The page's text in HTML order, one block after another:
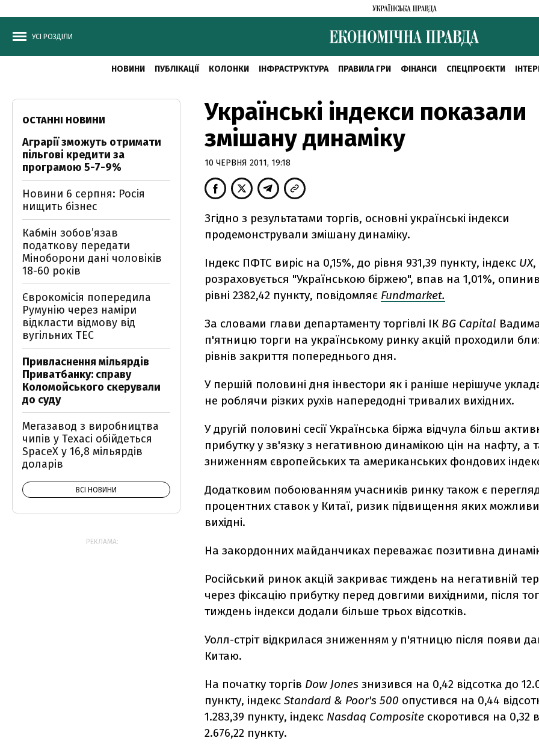
УСІ РОЗДІЛИ
НОВИНИ ПУБЛІКАЦІЇ КОЛОНКИ ІНФРАСТРУКТУРА ПРАВИЛА ГРИ ФІНАНСИ СПЕЦПРОЄКТИ
Українські індекси показали
змішану динаміку
10 ЧЕРВНЯ 2011, 19:18
Згідно з результатами торгів, основні українські індекси
продемонстрували змішану динаміку.
Індекс ПФТС виріс на 0,15%, до рівня 931,39 пункту, індекс UX,
розраховується "Українською біржею", впав на 1,01%,
рівні 2382,42 пункту, повідомляє Fundmarket.
За словами глави департаменту торгівлі ІК BG Capital
п'ятницю торги на українському ринку акцій проходили
рівнів закриття попереднього дня.
У першій половині дня інвестори як і раніше нерішуче
не роблячи різких рухів напередодні тривалих вихідних.
У другій половині сесії Українська біржа відчула більш
прибутку у зв'язку з негативною динамікою цін на нафту, а
зниженням європейських та американських фондових
Додатковим побоюванням учасників ринку також є
процентних ставок у Китаї, ризик підвищення яких
вихідні.
На закордонних майданчиках переважає позитивна
Російський ринок акцій закриває тиждень на негативній
через фіксацію прибутку перед довгими вихідними, після
тиждень індекси додали більше трьох відсотків.
Уолл-стріт відкрилася зниженням у п'ятницю після появи
Китаю.
На початку торгів Dow Jones знизився на 0,42 відсотка до
пункту, індекс Standard & Poor's 500 опустився на 0,44
1.283,39 пункту, індекс Nasdaq Composite скоротився на 0,32
2.676,22 пункту.
ОСТАННІ НОВИНИ
Аграрії зможуть отримати
пільгові кредити за
програмою 5-7-9%
Новини 6 серпня: Росія
нищить бізнес
Кабмін зобовʼязав
податкову передати
Міноборони дані чоловіків
18-60 років
Єврокомісія попередила
Румунію через наміри
відкласти відмову від
вугільних ТЕС
Привласнення мільярдів
Приватбанку: справу
Коломойського скерували
до суду
Мегазавод з виробництва
чипів у Техасі обійдеться
SpaceX у 16,8 мільярдів
доларів
ВСІ НОВИНИ
РЕКЛАМА: